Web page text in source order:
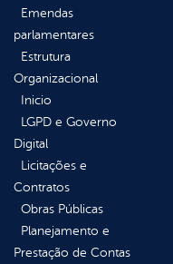
Emendas
parlamentares
Estrutura
Organizacional
Inicio
LGPD e Governo
Digital
Licitações e
Contratos
Obras Públicas
Planejamento e
Prestação de Contas